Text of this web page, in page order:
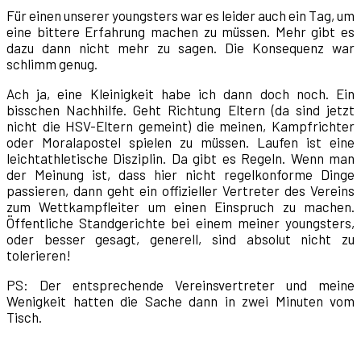
Für einen unserer youngsters war es leider auch ein Tag, um
eine bittere Erfahrung machen zu müssen. Mehr gibt es
dazu dann nicht mehr zu sagen. Die Konsequenz war
schlimm genug.
Ach ja, eine Kleinigkeit habe ich dann doch noch. Ein
bisschen Nachhilfe. Geht Richtung Eltern (da sind jetzt
nicht die HSV-Eltern gemeint) die meinen, Kampfrichter
oder Moralapostel spielen zu müssen. Laufen ist eine
leichtathletische Disziplin. Da gibt es Regeln. Wenn man
der Meinung ist, dass hier nicht regelkonforme Dinge
passieren, dann geht ein offizieller Vertreter des Vereins
zum Wettkampfleiter um einen Einspruch zu machen.
Öffentliche Standgerichte bei einem meiner youngsters,
oder besser gesagt, generell, sind absolut nicht zu
tolerieren!
PS: Der entsprechende Vereinsvertreter und meine
Wenigkeit hatten die Sache dann in zwei Minuten vom
Tisch.